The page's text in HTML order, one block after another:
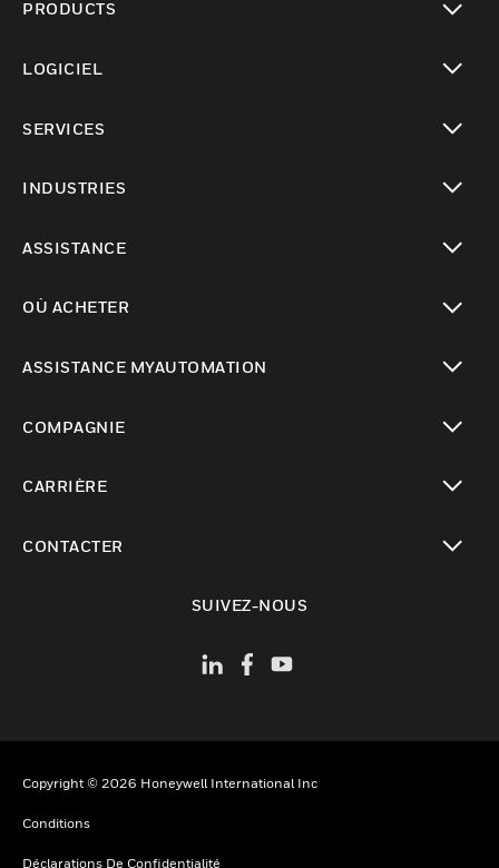
PRODUCTS
LOGICIEL
SERVICES
INDUSTRIES
ASSISTANCE
OÙ ACHETER
ASSISTANCE MYAUTOMATION
COMPAGNIE
CARRIÈRE
CONTACTER
SUIVEZ-NOUS
Copyright © 2026 Honeywell International Inc
Conditions
Déclarations De Confidentialité